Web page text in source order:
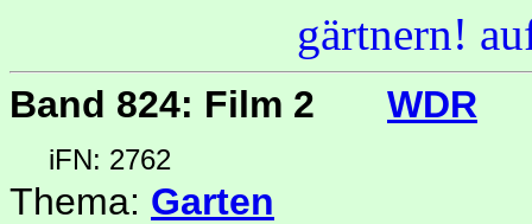
Band 824: Film 2 WDR
iFN: 2762
Thema: Garten